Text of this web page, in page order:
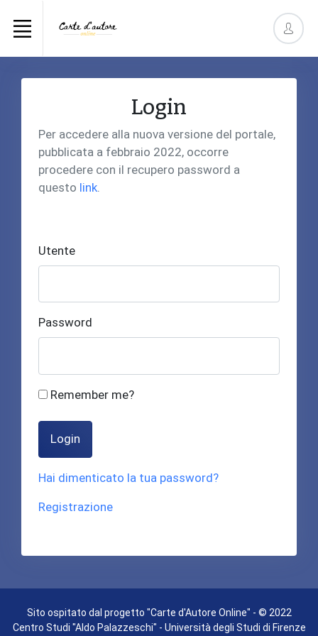
Login
Per accedere alla nuova versione del portale,
pubblicata a febbraio 2022, occorre
procedere con il recupero password a
questo link.
Utente
Password
Remember me?
Login
Hai dimenticato la tua password?
Registrazione
Sito ospitato dal progetto "Carte d'Autore Online" - © 2022
Centro Studi "Aldo Palazzeschi" - Università degli Studi di Firenze